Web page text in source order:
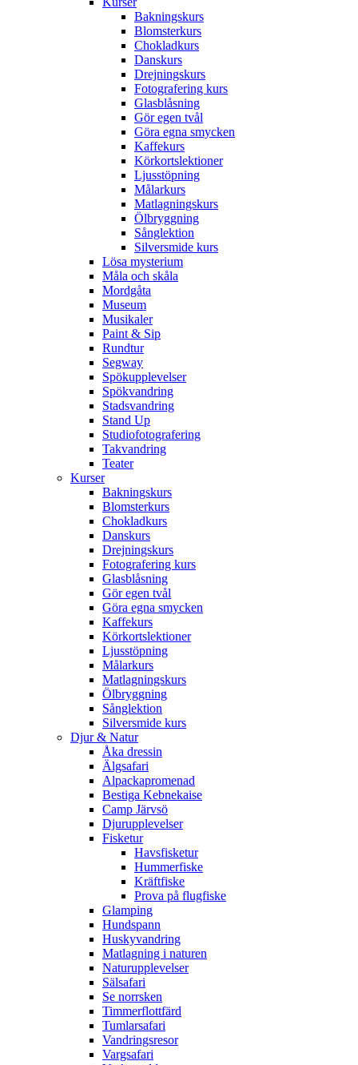
Bakningskurs
Blomsterkurs
Chokladkurs
Danskurs
Drejningskurs
Fotografering kurs
Glasblåsning
Gör egen tvål
Göra egna smycken
Kaffekurs
Körkortslektioner
Ljusstöpning
Målarkurs
Matlagningskurs
Ölbryggning
Sånglektion
Silversmide kurs
Lösa mysterium
Måla och skåla
Mordgåta
Museum
Musikaler
Paint & Sip
Rundtur
Segway
Spökupplevelser
Spökvandring
Stadsvandring
Stand Up
Studiofotografering
Takvandring
Teater
Kurser
Bakningskurs
Blomsterkurs
Chokladkurs
Danskurs
Drejningskurs
Fotografering kurs
Glasblåsning
Gör egen tvål
Göra egna smycken
Kaffekurs
Körkortslektioner
Ljusstöpning
Målarkurs
Matlagningskurs
Ölbryggning
Sånglektion
Silversmide kurs
Djur & Natur
Åka dressin
Älgsafari
Alpackapromenad
Bestiga Kebnekaise
Camp Järvsö
Djurupplevelser
Fisketur
Havsfisketur
Hummerfiske
Kräftfiske
Prova på flugfiske
Glamping
Hundspann
Huskyvandring
Matlagning i naturen
Naturupplevelser
Sälsafari
Se norrsken
Timmerflottfärd
Tumlarsafari
Vandringsresor
Vargsafari